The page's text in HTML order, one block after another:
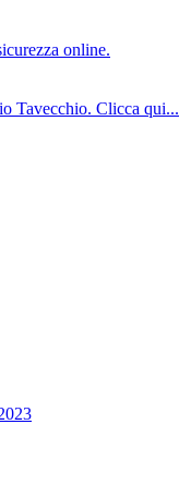
online.
Tavecchio. Clicca qui...